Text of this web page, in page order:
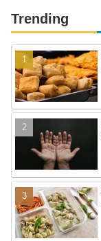
Trending